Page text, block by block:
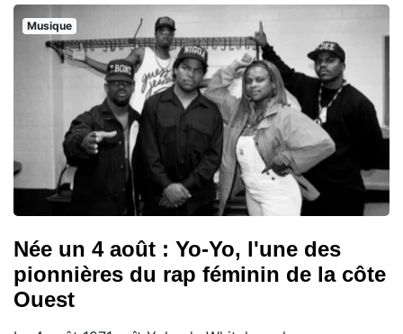
Musique
Née un 4 août : Yo-Yo, l'une des
pionnières du rap féminin de la côte
Ouest